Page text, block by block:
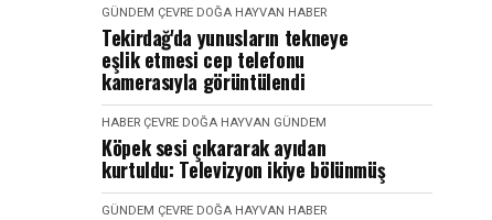
GÜNDEM ÇEVRE DOĞA HAYVAN HABER
Tekirdağ'da yunusların tekneye
eşlik etmesi cep telefonu
kamerasıyla görüntülendi
HABER ÇEVRE DOĞA HAYVAN GÜNDEM
Köpek sesi çıkararak ayıdan
kurtuldu: Televizyon ikiye bölünmüş
GÜNDEM ÇEVRE DOĞA HAYVAN HABER